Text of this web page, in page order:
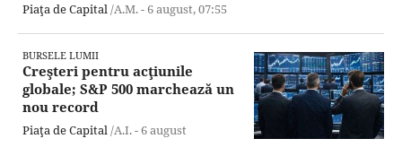
Piaţa de Capital/A.M. -6 august,07:55
BURSELE LUMII
Creşteri pentru acţiunile
globale; S&P 500 marchează un
nou record
Piaţa de Capital/A.I. -6 august